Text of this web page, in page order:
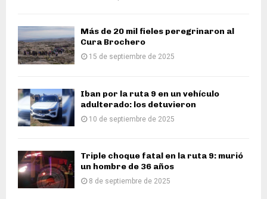
Más de 20 mil fieles peregrinaron al
Cura Brochero
15 de septiembre de 2025
Iban por la ruta 9 en un vehículo
adulterado: los detuvieron
10 de septiembre de 2025
Triple choque fatal en la ruta 9: murió
un hombre de 36 años
8 de septiembre de 2025